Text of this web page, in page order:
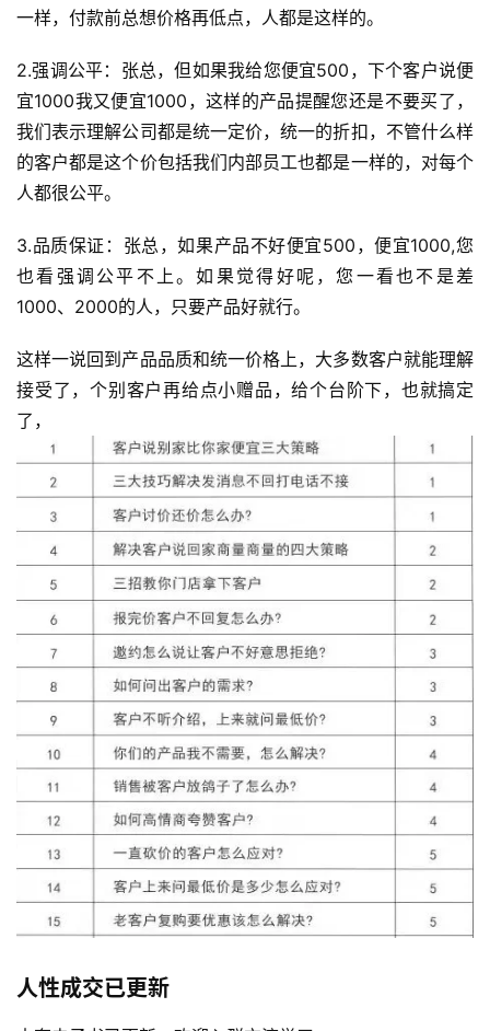
首
行
业
开
眼
避
坑
营
百
业
资
登录 注册
一样，付款前总想价格再低点，人都是这样的。
2.强调公平：张总，但如果我给您便宜500，下个客户说便
宜1000我又便宜1000，这样的产品提醒您还是不要买了，
我们表示理解公司都是统一定价，统一的折扣，不管什么样
的客户都是这个价包括我们内部员工也都是一样的，对每个
人都很公平。
3.品质保证：张总，如果产品不好便宜500，便宜1000,您
也看强调公平不上。如果觉得好呢，您一看也不是差
1000、2000的人，只要产品好就行。
这样一说回到产品品质和统一价格上，大多数客户就能理解
接受了，个别客户再给点小赠品，给个台阶下，也就搞定
了，
人性成交已更新